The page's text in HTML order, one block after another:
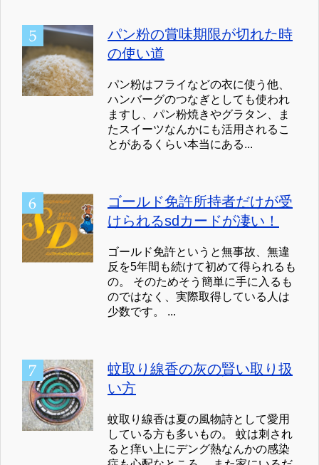
パン粉の賞味期限が切れた時
の使い道
パン粉はフライなどの衣に使う他、
ハンバーグのつなぎとしても使われ
ますし、パン粉焼きやグラタン、ま
たスイーツなんかにも活用されるこ
とがあるくらい本当にある...
ゴールド免許所持者だけが受
けられるsdカードが凄い！
ゴールド免許というと無事故、無違
反を5年間も続けて初めて得られるも
の。 そのためそう簡単に手に入るも
のではなく、実際取得している人は
少数です。 ...
蚊取り線香の灰の賢い取り扱
い方
蚊取り線香は夏の風物詩として愛用
している方も多いもの。 蚊は刺され
ると痒い上にデング熱なんかの感染